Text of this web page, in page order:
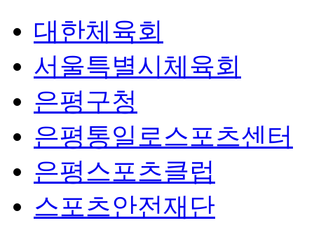
대한체육회
서울특별시체육회
은평구청
은평통일로스포츠센터
은평스포츠클럽
스포츠안전재단